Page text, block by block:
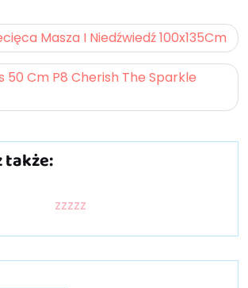
Masza I Niedźwiedź 100x135Cm
50 Cm P8 Cherish The Sparkle
także:
zzzzz